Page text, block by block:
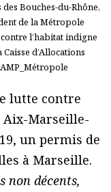
Bouches-du-Rhône,
de la Métropole
l’habitat indigne
d’Allocations
lutte contre
Aix-Marseille-
un permis de
à Marseille.
non décents,